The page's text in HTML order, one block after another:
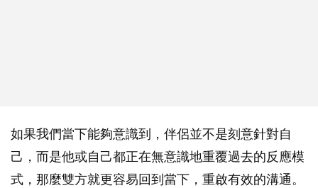
如果我們當下能夠意識到，伴侶並不是刻意針對自
己，而是他或自己都正在無意識地重覆過去的反應模
式，那麼雙方就更容易回到當下，重啟有效的溝通。